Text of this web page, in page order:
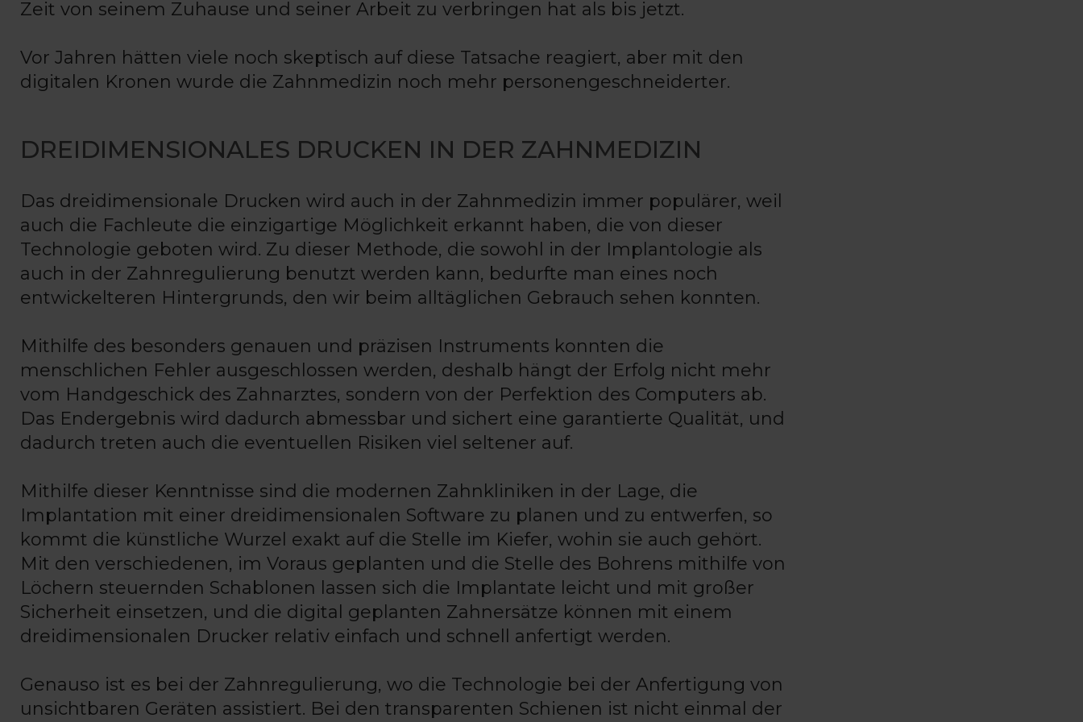
Zeit von seinem Zuhause und seiner Arbeit zu verbringen hat als bis jetzt.
Vor Jahren hätten viele noch skeptisch auf diese Tatsache reagiert, aber mit den
digitalen Kronen wurde die Zahnmedizin noch mehr personengeschneiderter.
DREIDIMENSIONALES DRUCKEN IN DER ZAHNMEDIZIN
Das dreidimensionale Drucken wird auch in der Zahnmedizin immer populärer, weil
auch die Fachleute die einzigartige Möglichkeit erkannt haben, die von dieser
Technologie geboten wird. Zu dieser Methode, die sowohl in der Implantologie als
auch in der Zahnregulierung benutzt werden kann, bedurfte man eines noch
entwickelteren Hintergrunds, den wir beim alltäglichen Gebrauch sehen konnten.
Mithilfe des besonders genauen und präzisen Instruments konnten die
menschlichen Fehler ausgeschlossen werden, deshalb hängt der Erfolg nicht mehr
vom Handgeschick des Zahnarztes, sondern von der Perfektion des Computers ab.
Das Endergebnis wird dadurch abmessbar und sichert eine garantierte Qualität, und
dadurch treten auch die eventuellen Risiken viel seltener auf.
Mithilfe dieser Kenntnisse sind die modernen Zahnkliniken in der Lage, die
Implantation mit einer dreidimensionalen Software zu planen und zu entwerfen, so
kommt die künstliche Wurzel exakt auf die Stelle im Kiefer, wohin sie auch gehört.
Mit den verschiedenen, im Voraus geplanten und die Stelle des Bohrens mithilfe von
Löchern steuernden Schablonen lassen sich die Implantate leicht und mit großer
Sicherheit einsetzen, und die digital geplanten Zahnersätze können mit einem
dreidimensionalen Drucker relativ einfach und schnell anfertigt werden.
Genauso ist es bei der Zahnregulierung, wo die Technologie bei der Anfertigung von
unsichtbaren Geräten assistiert. Bei den transparenten Schienen ist nicht einmal der